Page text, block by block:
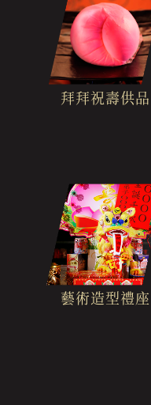
拜拜祝壽供品
藝術造型禮座